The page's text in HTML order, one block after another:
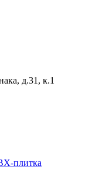
д.31, к.1
плитка